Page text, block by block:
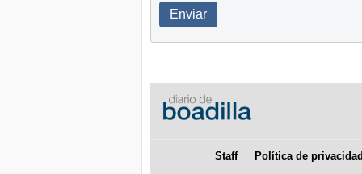
Enviar
Staff Política de